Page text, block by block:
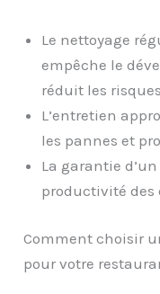
Le nettoyage
empêche le
réduit les
L’entretien
les pannes et
La garantie
productivité des
Comment choisir
pour votre